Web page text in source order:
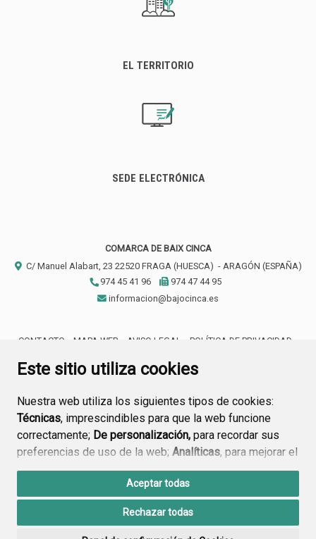
Este sitio utiliza cookies
Nuestra web utiliza los siguientes tipos de cookies:
Técnicas, imprescindibles para que la web funcione
correctamente; De personalización, para recordar sus
preferencias de uso de la web; Analíticas, para mejorar el
funcionamiento de la web y sus servicios.
Si acepta pulsando el botón“Aceptar todas”
consideramos que acepta su uso. Si pulsa el botón
Aceptar todas
Rechazar todas
EL TERRITORIO
SEDE ELECTRÓNICA
COMARCA DE BAIX CINCA
C/ Manuel Alabart, 23 22520 FRAGA (HUESCA) - ARAGÓN (ESPAÑA)
974 45 41 96
974 47 44 95
informacion@bajocinca.es
CONTACTO MAPA WEB AVISO LEGAL
POLÍTICA DE PRIVACIDAD